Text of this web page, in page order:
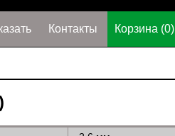
Контакты Корзина (0)